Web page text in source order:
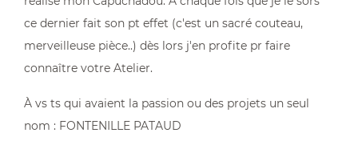
ce dernier fait son pt effet (c'est un sacré couteau,
merveilleuse pièce..) dès lors j'en profite pr faire
connaître votre Atelier.
À vs ts qui avaient la passion ou des projets un seul
nom : FONTENILLE PATAUD